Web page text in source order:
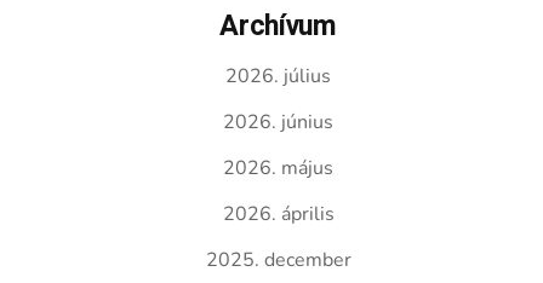
Archívum
2026. július
2026. június
2026. május
2026. április
2025. december